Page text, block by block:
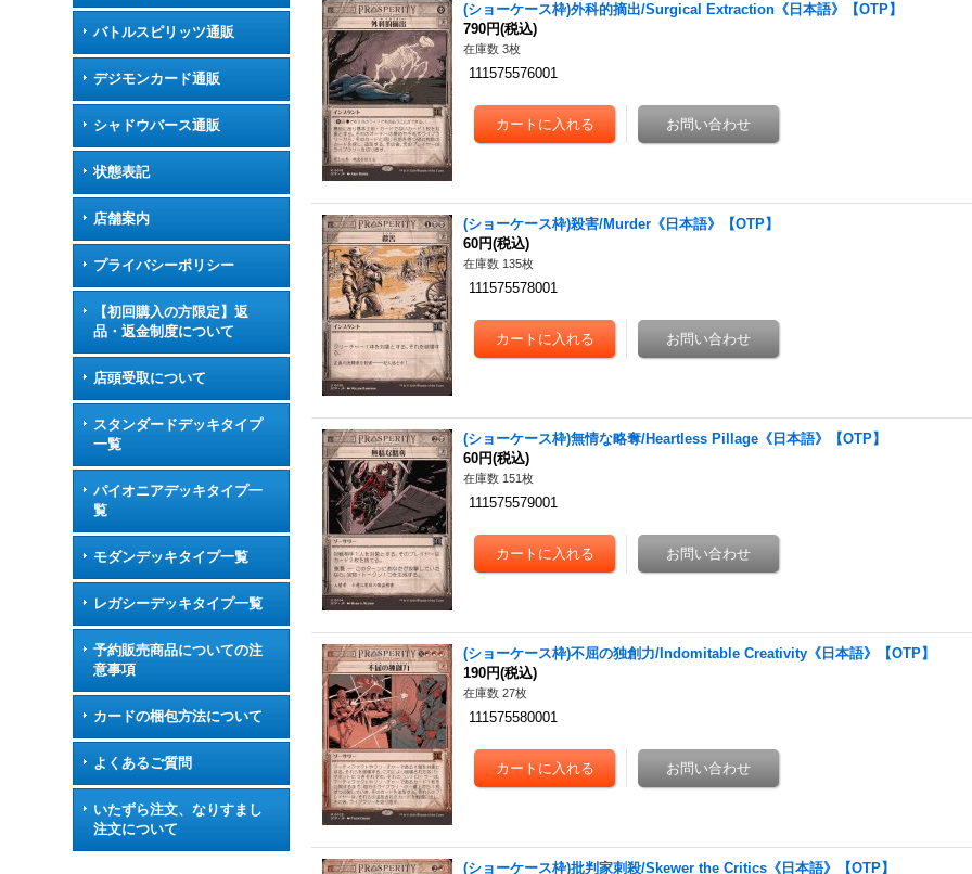
バトルスピリッツ通販
デジモンカード通販
シャドウバース通販
状態表記
店舗案内
プライバシーポリシー
【初回購入の方限定】返
品・返金制度について
店頭受取について
スタンダードデッキタイプ
一覧
パイオニアデッキタイプ一
覧
モダンデッキタイプ一覧
レガシーデッキタイプ一覧
予約販売商品についての注
意事項
カードの梱包方法について
よくあるご質問
いたずら注文、なりすまし
注文について
(ショーケース枠)外科的摘出/Surgical Extraction《日本語》【OTP】
790円(税込)
在庫数 3枚
111575576001
(ショーケース枠)殺害/Murder《日本語》【OTP】
60円(税込)
在庫数 135枚
111575578001
(ショーケース枠)無情な略奪/Heartless Pillage《日本語》【OTP】
60円(税込)
在庫数 151枚
111575579001
(ショーケース枠)不屈の独創力/Indomitable Creativity《日本語》【OTP】
190円(税込)
在庫数 27枚
111575580001
(ショーケース枠)批判家刺殺/Skewer the Critics《日本語》【OTP】